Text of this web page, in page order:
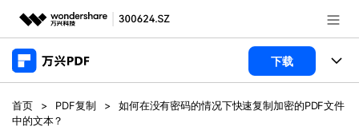
推荐产品
实用工具
政企服务
下载
产品
首页 > PDF复制 >
如何在没有密码的情况下快速复制加密的PDF文件
中的文本？